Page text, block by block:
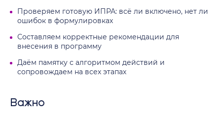
Проверяем готовую ИПРА: всё ли включено, нет ли
ошибок в формулировках
Составляем корректные рекомендации для
внесения в программу
Даём памятку с алгоритмом действий и
сопровождаем на всех этапах
Важно